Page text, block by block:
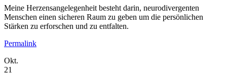
Meine Herzensangelegenheit besteht darin, neurodivergenten
Menschen einen sicheren Raum zu geben um die persönlichen
Stärken zu erforschen und zu entfalten.
Permalink
Okt.
21